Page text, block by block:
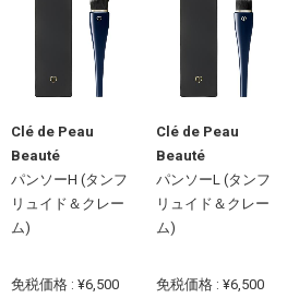
Clé de Peau
Beauté
パンソーH (タンフ
リュイド＆クレー
ム)
免税価格 : ¥6,500
Clé de Peau
Beauté
パンソーL (タンフ
リュイド＆クレー
ム)
免税価格 : ¥6,500